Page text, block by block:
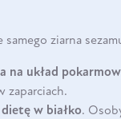
ziarna
na układ
zaparciach.
dietę w białko.